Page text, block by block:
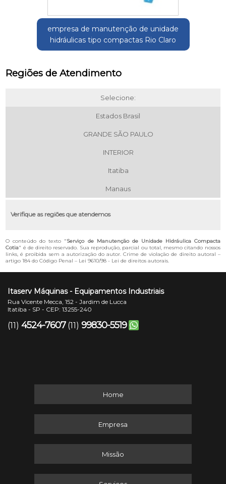
empresa de manutenção de unidade
hidráulicas tipo compactas Rio Claro
Regiões de Atendimento
Selecione:
Estados Brasil
GRANDE SÃO PAULO
INTERIOR
Itatiba
Manaus
Verifique as regiões que atendemos
O conteúdo do texto "Serviço de Manutenção de Unidade Hidráulica Compacta
Cotia" é de direito reservado. Sua reprodução, parcial ou total, mesmo citando nossos
links, é proibida sem a autorização do autor. Crime de violação de direito autoral –
artigo 184 do Código Penal – Lei 9610/98 - Lei de direitos autorais.
Itaserv Máquinas - Equipamentos Industriais
Rua Vicente Mecca, 152 - Jardim de Lucca
Itatiba - SP - CEP: 13255-240
(11) 4524-7607 (11) 99830-5519
Home
Empresa
Missão